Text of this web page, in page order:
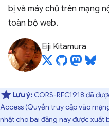
bị và máy chủ trên mạng
toàn bộ web.
Eiji Kitamura
Lưu ý: CORS-RFC1918 đã
Access (Quyền truy cập vào
nhật cho bài đăng này được xuất